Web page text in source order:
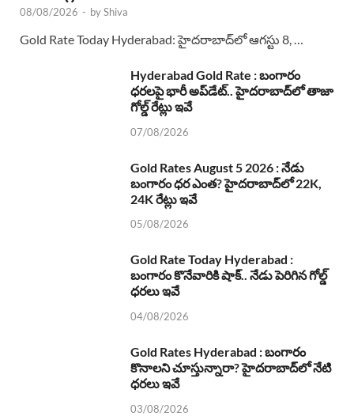
08/08/2026 - byShiva
Gold Rate Today Hyderabad: హైదరాబాద్‌లో ఆగస్టు 8, …
Hyderabad Gold Rate : బంగారం
ధరలపై భారీ అప్‌డేట్.. హైదరాబాద్‌లో తాజా
గోల్డ్ రేట్లు ఇవే
07/08/2026
Gold Rates August 5 2026 : నేడు
బంగారం ధర ఎంత? హైదరాబాద్‌లో 22K,
24K రేట్లు ఇవే
05/08/2026
Gold Rate Today Hyderabad :
బంగారం కొనేవారికి షాక్.. నేడు పెరిగిన గోల్డ్
ధరలు ఇవే
04/08/2026
Gold Rates Hyderabad : బంగారం
కొనాలని చూస్తున్నారా? హైదరాబాద్‌లో నేటి
ధరలు ఇవే
03/08/2026